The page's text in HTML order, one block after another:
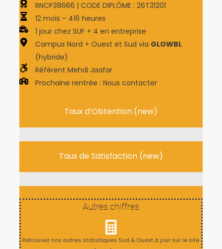
RNCP38666 | CODE DIPLÔME : 26T31201
12 mois – 416 heures
1 jour chez SUF + 4 en entreprise
Campus Nord + Ouest et Sud via GLOWBL
(hybride)
Référent Mehdi Jaafar
Prochaine rentrée : Nous contacter
Taux d’Obtention (new)
Taux de Satisfaction (new)
Autres chiffres
Retrouvez nos autres statistiques Sud & Ouest à jour sur le site